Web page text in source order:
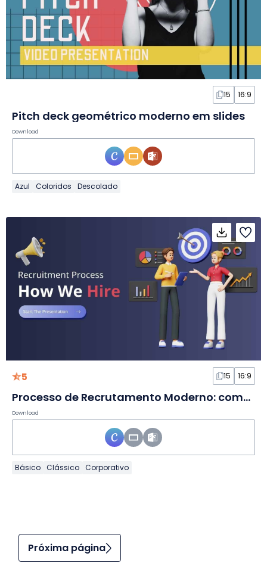
15 16:9
Pitch deck geométrico moderno em slides
Download
Azul Coloridos Descolado
5 15 16:9
Processo de Recrutamento Moderno: como contratamos em Slides
Download
Básico Clássico Corporativo
Próxima página